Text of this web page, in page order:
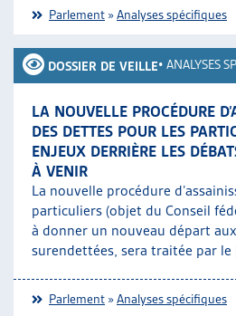
RESSOURCES
GUIDE SOCIAL ROMAND
ARTIAS
L’ASSOCIATION
PROJETS ET ACTIVITÉS
JOURNÉES D’AUTOMNE
Parlement »Analyses spécifiques
DOSSIER DE VEILLE• ANALYSES
LA NOUVELLE PROCÉDURE
DES DETTES POUR LES
ENJEUX DERRIÈRE LES
À VENIR
La nouvelle procédure
particuliers (objet du Conseil
à donner un nouveau départ
surendettées, sera traitée par le
Parlement »Analyses spécifiques